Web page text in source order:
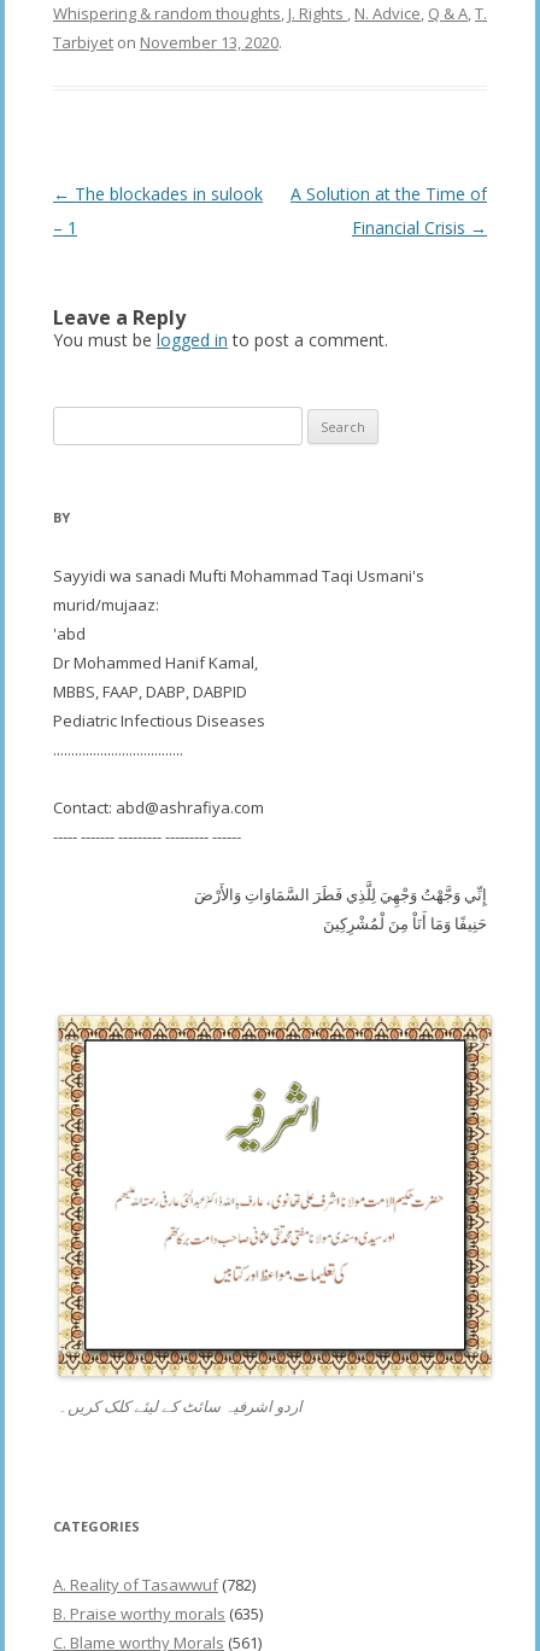
Whispering & random thoughts, J. Rights , N. Advice, Q & A,T.
Tarbiyet on November 13, 2020.
Post
navigation
← The blockades in sulook
– 1
A Solution at the Time of
Financial Crisis →
Leave a Reply
You must be logged in to post a comment.
for:
BY
Sayyidi wa sanadi Mufti Mohammad Taqi Usmani's
murid/mujaaz:
'abd
Dr Mohammed Hanif Kamal,
MBBS, FAAP, DABP, DABPID
Pediatric Infectious Diseases
....................................
Contact: abd@ashrafiya.com
----- ------- --------- --------- ------
إِنِّي وَجَّهْتُ وَجْهِيَ لِلَّذِي فَطَرَ السَّمَاوَاتِ وَالأَرْضَ
حَنِيفًا وَمَا أَنَاْ مِنَ لْمُشْرِكِينَ
اردو اشرفیہ سائٹ کے لیئے کلک کریں۔
CATEGORIES
A. Reality of Tasawwuf(782)
B. Praise worthy morals (635)
C. Blame worthy Morals (561)